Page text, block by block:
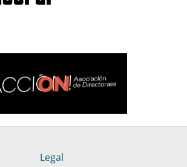
Legal